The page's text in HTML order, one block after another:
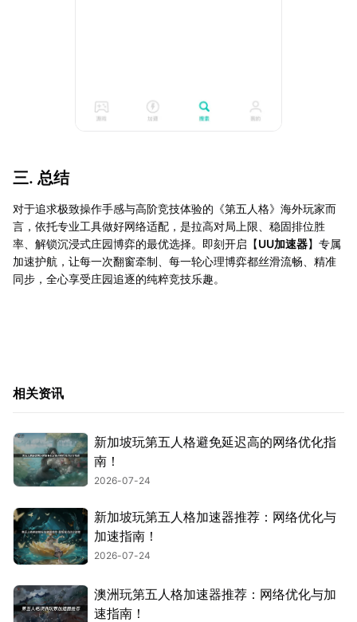
三. 总结
对于追求极致操作手感与高阶竞技体验的《第五人格》海外玩家而
言，依托专业工具做好网络适配，是拉高对局上限、稳固排位胜
率、解锁沉浸式庄园博弈的最优选择。即刻开启【UU加速器】专属
加速护航，让每一次翻窗牵制、每一轮心理博弈都丝滑流畅、精准
同步，全心享受庄园追逐的纯粹竞技乐趣。
相关资讯
新加坡玩第五人格避免延迟高的网络优化指
南！
2026-07-24
新加坡玩第五人格加速器推荐：网络优化与
加速指南！
2026-07-24
澳洲玩第五人格加速器推荐：网络优化与加
速指南！